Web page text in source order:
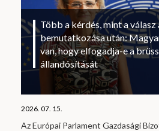
Több a kérdés, mint a
bemutatkozása után:
van, hogy elfogadja-e a
állandósítását
2026. 07. 15.
Az Európai Parlament Gazdasági